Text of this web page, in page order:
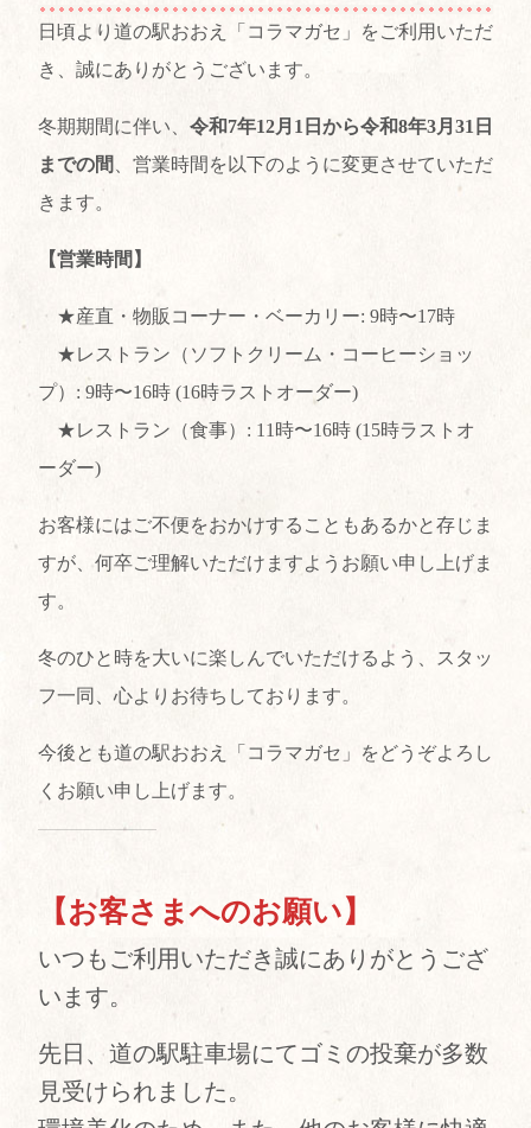
日頃より道の駅おおえ「コラマガセ」をご利用いただ
き、誠にありがとうございます。
冬期期間に伴い、 令和7年12月1日から令和8年3月31日
までの間
、営業時間を以下のように変更させていただ
きます。
【営業時間】
★産直・物販コーナー・ベーカリー: 9時〜17時
★レストラン（ソフトクリーム・コーヒーショッ
プ）: 9時〜16時 (16時ラストオーダー)
★レストラン（食事）: 11時〜16時 (15時ラストオ
ーダー)
お客様にはご不便をおかけすることもあるかと存じま
すが、何卒ご理解いただけますようお願い申し上げま
す。
冬のひと時を大いに楽しんでいただけるよう、スタッ
フ一同、心よりお待ちしております。
今後とも道の駅おおえ「コラマガセ」をどうぞよろし
くお願い申し上げます。
【お客さまへのお願い】
いつもご利用いただき誠にありがとうござ
います。
先日、道の駅駐車場にてゴミの投棄が多数
見受けられました。